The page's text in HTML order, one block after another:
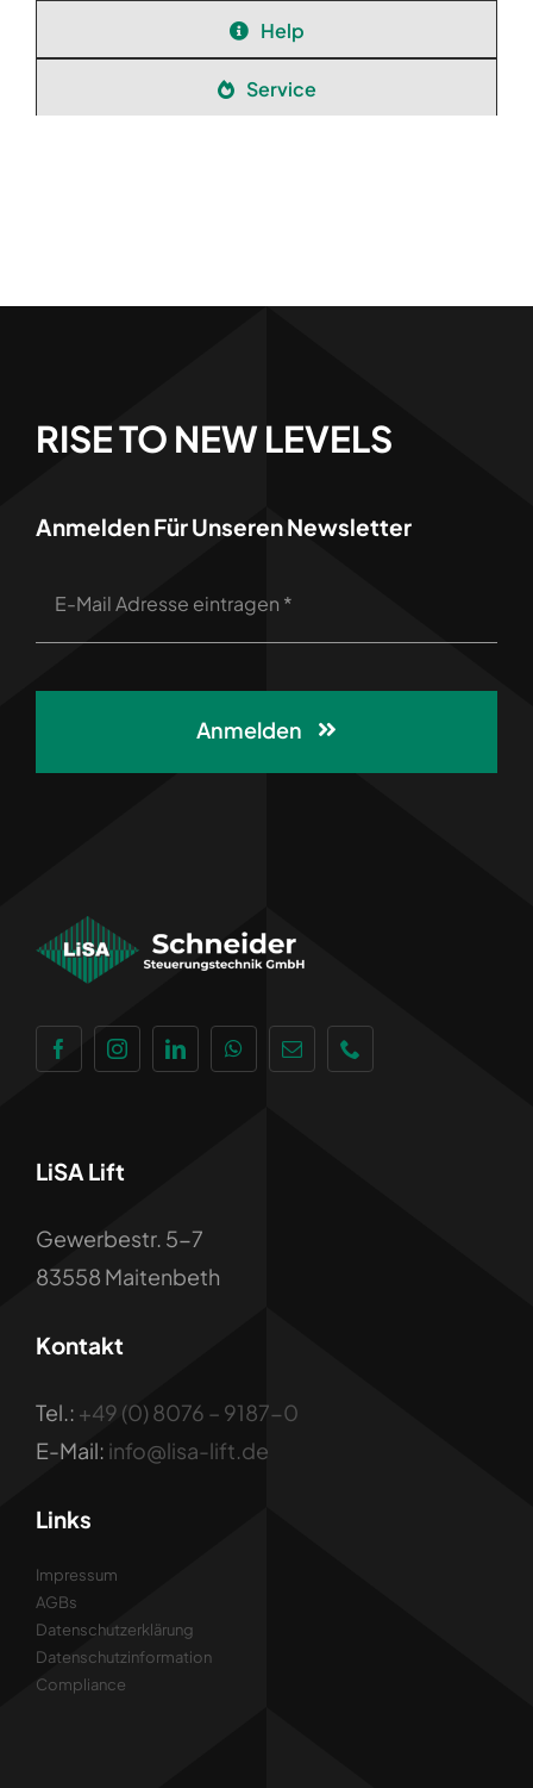
Help
Service
RISE TO NEW LEVELS
Anmelden Für Unseren Newsletter
Anmelden
LiSA Lift
Gewerbestr. 5-7
83558 Maitenbeth
Kontakt
Tel.: +49 (0) 8076 – 9187-0
E-Mail: info@lisa-lift.de
Links
Impressum
AGBs
Datenschutzerklärung
Datenschutzinformation
Compliance